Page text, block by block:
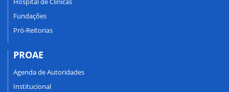
Fundações
Pró-Reitorias
PROAE
Agenda de Autoridades
Institucional